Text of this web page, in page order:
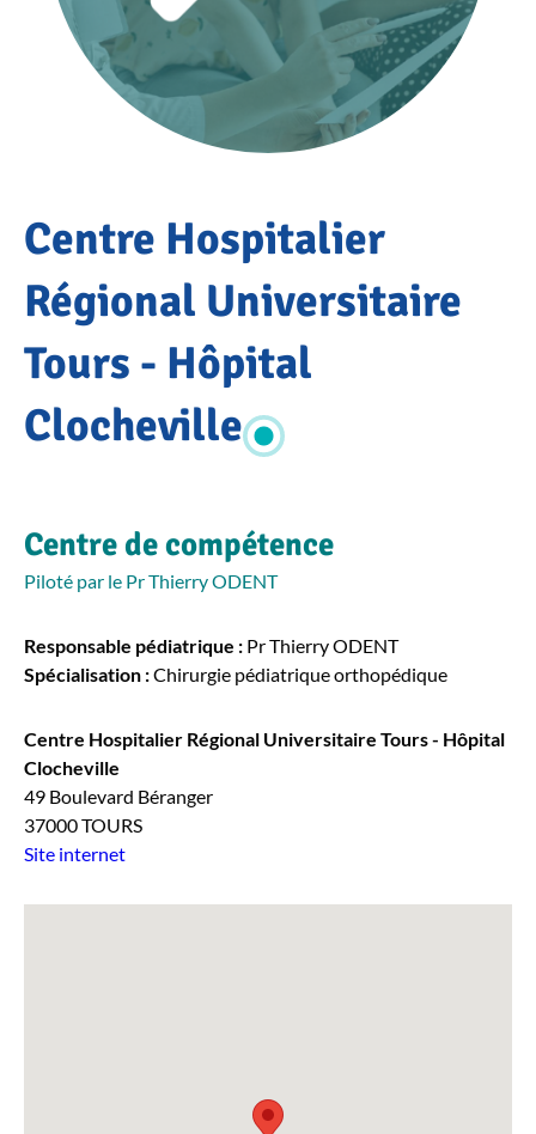
Annuaire
du réseau
OSCAR
Centre
Régional
Tours -
Centre Hospitalier
Régional Universitaire
Tours - Hôpital
Clocheville
Centre de compétence
Piloté par le Pr Thierry ODENT
Responsable pédiatrique : Pr Thierry ODENT
Spécialisation :Chirurgie pédiatrique orthopédique
Centre Hospitalier Régional Universitaire Tours - Hôpital
Clocheville
49 Boulevard Béranger
37000 TOURS
Site internet